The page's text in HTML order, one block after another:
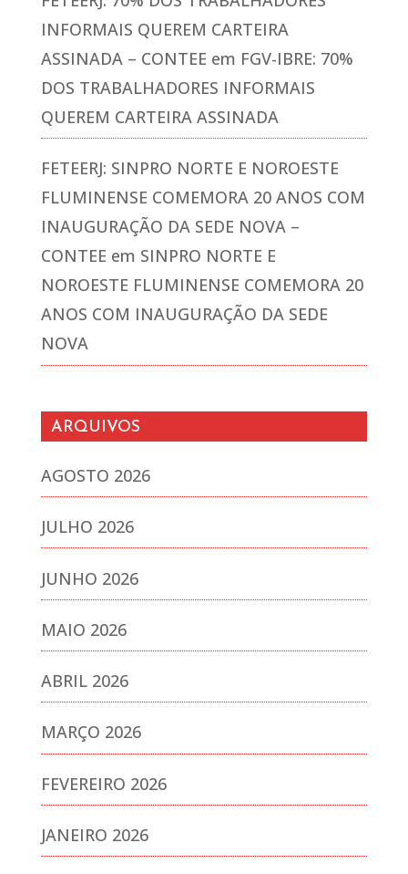
INFORMAIS QUEREM CARTEIRA
ASSINADA – CONTEE em FGV-IBRE: 70%
DOS TRABALHADORES INFORMAIS
QUEREM CARTEIRA ASSINADA
FETEERJ: SINPRO NORTE E NOROESTE
FLUMINENSE COMEMORA 20 ANOS COM
INAUGURAÇÃO DA SEDE NOVA –
CONTEE em SINPRO NORTE E
NOROESTE FLUMINENSE COMEMORA 20
ANOS COM INAUGURAÇÃO DA SEDE
NOVA
ARQUIVOS
AGOSTO 2026
JULHO 2026
JUNHO 2026
MAIO 2026
ABRIL 2026
MARÇO 2026
FEVEREIRO 2026
JANEIRO 2026